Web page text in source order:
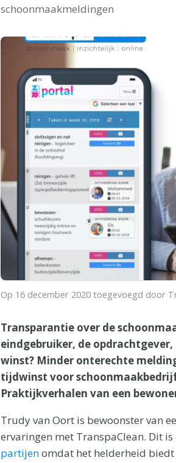
schoonmaakmeldingen
Op 16 december 2020 toegevoegd door
Transparantie over de
eindgebruiker, de
winst? Minder onterechte
tijdwinst voor
Praktijkverhalen van een
Trudy van Oort is bewoonster van
ervaringen met TranspaClean. Dit
partijenomdat het helderheid biedt